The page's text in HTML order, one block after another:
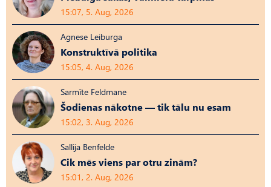
15:07, 5. Aug, 2026
Agnese Leiburga
Konstruktīvā politika
15:05, 4. Aug, 2026
Sarmīte Feldmane
Šodienas nākotne — tik tālu nu esam
15:02, 3. Aug, 2026
Sallija Benfelde
Cik mēs viens par otru zinām?
15:01, 2. Aug, 2026